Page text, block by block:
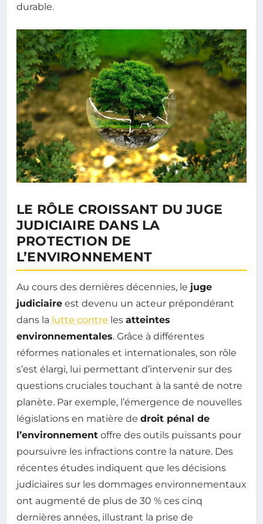
durable.
LE RÔLE CROISSANT DU JUGE
JUDICIAIRE DANS LA
PROTECTION DE
L’ENVIRONNEMENT
Au cours des dernières décennies, le juge
judiciaire est devenu un acteur prépondérant
dans la lutte contre les atteintes
environnementales. Grâce à différentes
réformes nationales et internationales, son rôle
s’est élargi, lui permettant d’intervenir sur des
questions cruciales touchant à la santé de notre
planète. Par exemple, l’émergence de nouvelles
législations en matière de droit pénal de
l’environnement offre des outils puissants pour
poursuivre les infractions contre la nature. Des
récentes études indiquent que les décisions
judiciaires sur les dommages environnementaux
ont augmenté de plus de 30 % ces cinq
dernières années, illustrant la prise de